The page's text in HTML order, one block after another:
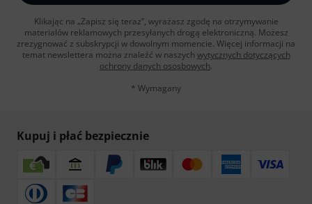
Klikając na „Zapisz się teraz”, wyrażasz zgodę na otrzymywanie
materialów reklamowych przesyłanych drogą elektroniczną. Możesz
zrezygnować z subskrypcji w dowolnym momencie. Więcej informacji na
temat newslettera można znaleźć w naszych wytycznych dotyczących
ochrony danych ososbowych.
* Wymagany
Kupuj i płać bezpiecznie